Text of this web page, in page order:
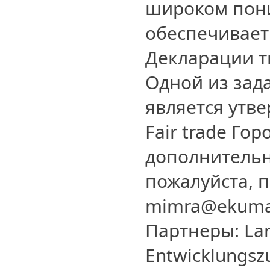
широком
Декларации
Одной из
является
Fair trade
пожалуйста,
Партнеры: